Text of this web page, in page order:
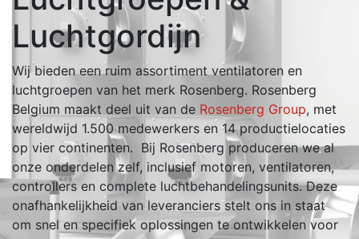
Luchtgordijn
Wij bieden een ruim assortiment ventilatoren en
luchtgroepen van het merk Rosenberg. Rosenberg
Belgium maakt deel uit van de Rosenberg Group, met
wereldwijd 1.500 medewerkers en 14 productielocaties
op vier continenten. Bij Rosenberg produceren we al
onze onderdelen zelf, inclusief motoren, ventilatoren,
controllers en complete luchtbehandelingsunits. Deze
onafhankelijkheid van leveranciers stelt ons in staat
om snel en specifiek oplossingen te ontwikkelen voor